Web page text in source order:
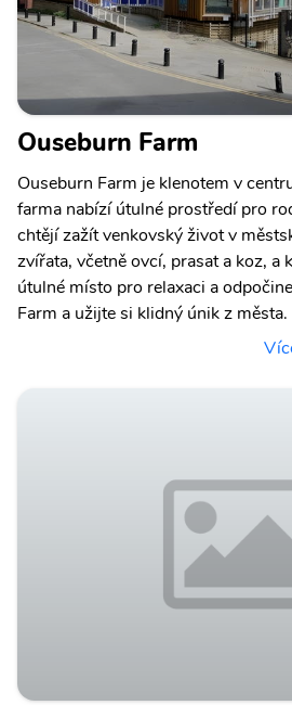
Ouseburn Farm
Ouseburn Farm je klenotem v
farma nabízí útulné prostředí pro
chtějí zažít venkovský život v
zvířata, včetně ovcí, prasat a koz, a
útulné místo pro relaxaci a
Farm a užijte si klidný únik z města.